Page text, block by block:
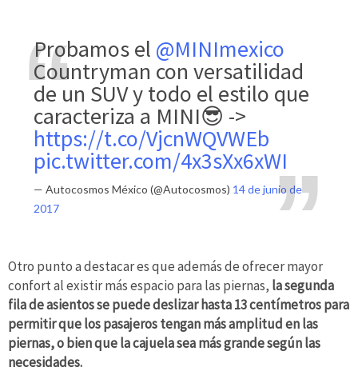
Probamos el @MINImexico
Countryman con versatilidad
de un SUV y todo el estilo que
caracteriza a MINI😎 ->
https://t.co/VjcnWQVWEb
pic.twitter.com/4x3sXx6xWI
— Autocosmos México (@Autocosmos) 14 de junio de
2017
Otro punto a destacar es que además de ofrecer mayor
confort al existir más espacio para las piernas, la segunda
fila de asientos se puede deslizar hasta 13 centímetros para
permitir que los pasajeros tengan más amplitud en las
piernas, o bien que la cajuela sea más grande según las
necesidades.